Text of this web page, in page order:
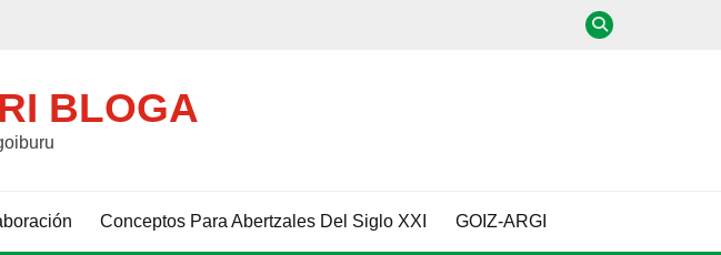
BLOGA
Conceptos Para Abertzales Del Siglo XXI GOIZ-ARGI